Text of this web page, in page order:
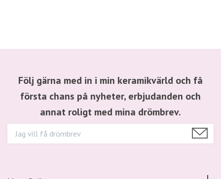
Följ gärna med in i min keramikvärld och få
första chans på nyheter, erbjudanden och
annat roligt med mina drömbrev.